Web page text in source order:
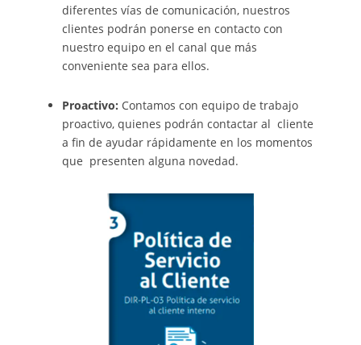
diferentes vías de comunicación, nuestros
clientes podrán ponerse en contacto con
nuestro equipo en el canal que más
conveniente sea para ellos.
Proactivo: Contamos con equipo de trabajo
proactivo, quienes podrán contactar al cliente
a fin de ayudar rápidamente en los momentos
que presenten alguna novedad.